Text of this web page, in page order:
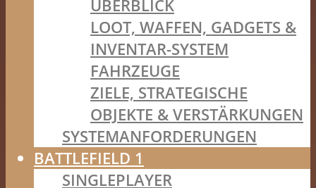
ÜBERBLICK
LOOT, WAFFEN, GADGETS &
INVENTAR-SYSTEM
FAHRZEUGE
ZIELE, STRATEGISCHE
OBJEKTE & VERSTÄRKUNGEN
SYSTEMANFORDERUNGEN
BATTLEFIELD 1
SINGLEPLAYER